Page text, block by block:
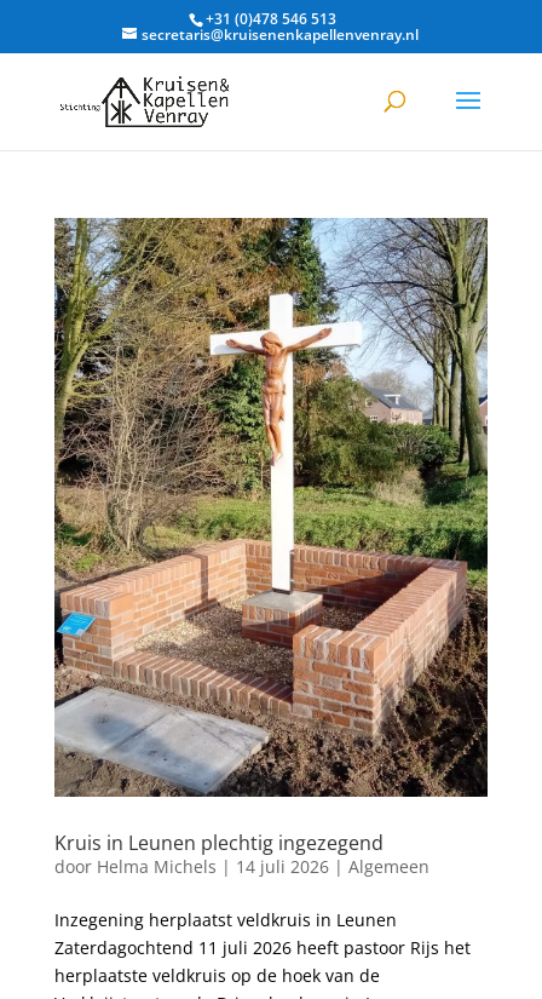
+31 (0)478 546 513
secretaris@kruisenenkapellenvenray.nl
Kruis in Leunen plechtig ingezegend
door Helma Michels | 14 juli 2026| Algemeen
Inzegening herplaatst veldkruis in Leunen
Zaterdagochtend 11 juli 2026 heeft pastoor Rijs het
herplaatste veldkruis op de hoek van de